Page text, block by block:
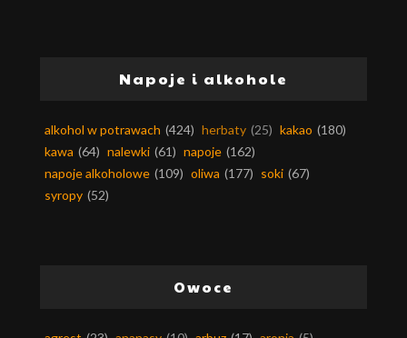
Napoje i alkohole
alkohol w potrawach (424) herbaty (25) kakao (180)
kawa (64) nalewki (61) napoje (162)
napoje alkoholowe (109) oliwa (177) soki (67)
syropy (52)
Owoce